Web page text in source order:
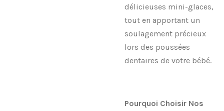
délicieuses mini-glaces,
tout en apportant un
soulagement précieux
lors des poussées
dentaires de votre bébé.
Pourquoi Choisir Nos